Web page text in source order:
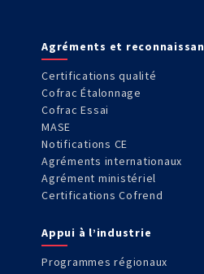
Agréments et
Certifications qualité
Cofrac Étalonnage
Cofrac Essai
MASE
Notifications CE
Agréments internationaux
Agrément ministériel
Certifications Cofrend
Appui à l’industrie
Programmes régionaux